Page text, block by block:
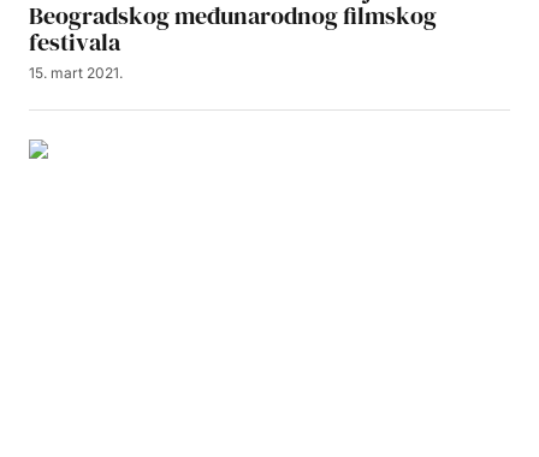
Beogradskog međunarodnog filmskog
festivala
15. mart 2021.